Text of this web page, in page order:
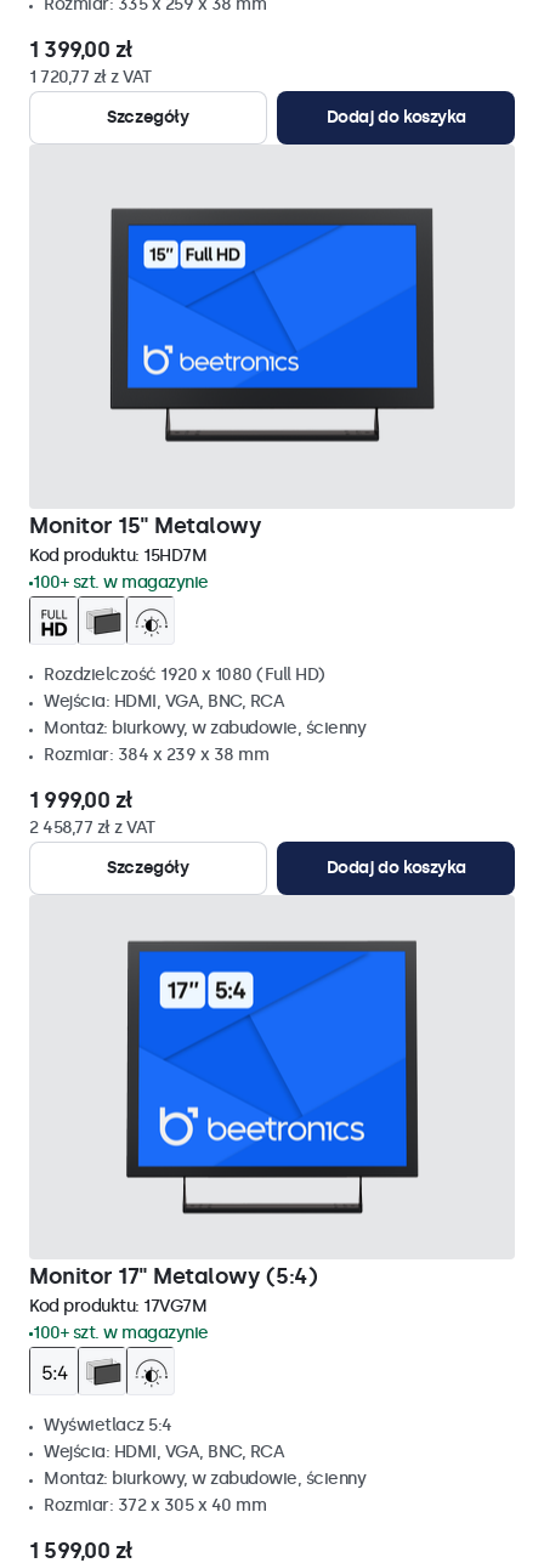
Rozmiar: 335 x 259 x 38 mm
1 399,00 zł
1 720,77 zł z VAT
Szczegóły
Dodaj do koszyka
Monitor 15" Metalowy
Kod produktu: 15HD7M
100+ szt. w magazynie
Rozdzielczość 1920 x 1080 (Full HD)
Wejścia: HDMI, VGA, BNC, RCA
Montaż: biurkowy, w zabudowie, ścienny
Rozmiar: 384 x 239 x 38 mm
1 999,00 zł
2 458,77 zł z VAT
Szczegóły
Dodaj do koszyka
Monitor 17" Metalowy (5:4)
Kod produktu: 17VG7M
100+ szt. w magazynie
Wyświetlacz 5:4
Wejścia: HDMI, VGA, BNC, RCA
Montaż: biurkowy, w zabudowie, ścienny
Rozmiar: 372 x 305 x 40 mm
1 599,00 zł